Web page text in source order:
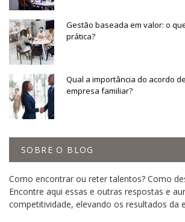
Gestão baseada em valor: o
prática?
Qual a importância do acordo
empresa familiar?
SOBRE O BLOG
Como encontrar ou reter talentos? Como
Encontre aqui essas e outras respostas e
competitividade, elevando os resultados da